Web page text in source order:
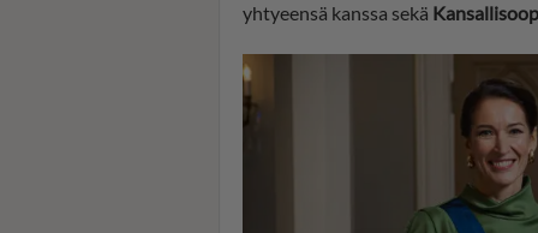
yhtyeensä kanssa sekä